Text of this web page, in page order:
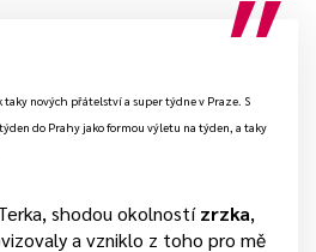
taky nových přátelství a super týdne v Praze. S
do Prahy jako formou výletu na týden, a taky
shodou okolnostízrzka,
a vzniklo z toho pro mě